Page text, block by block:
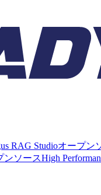
RAG Studioオープン
ンソースHigh